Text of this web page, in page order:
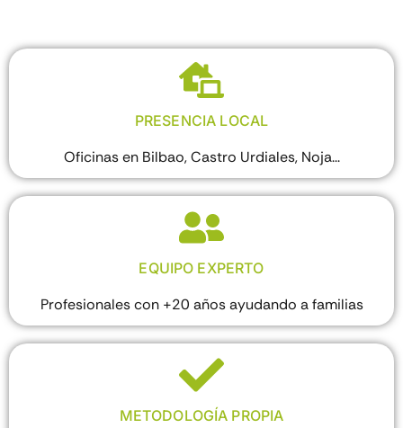
PRESENCIA LOCAL
Oficinas en Bilbao, Castro Urdiales, Noja...
EQUIPO EXPERTO
Profesionales con +20 años ayudando a familias
METODOLOGÍA PROPIA